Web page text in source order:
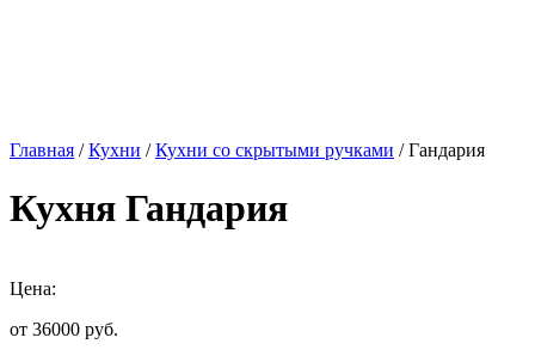
Главная /Кухни /Кухни со скрытыми ручками / Гандария
Кухня Гандария
Цена:
от 36000 руб.